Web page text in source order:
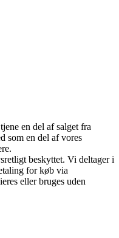
en del af salget fra
som en del af vores
beskyttet. Vi deltager i
for køb via
eller bruges uden